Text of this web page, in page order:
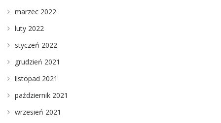
marzec 2022
luty 2022
styczeń 2022
grudzień 2021
listopad 2021
październik 2021
wrzesień 2021